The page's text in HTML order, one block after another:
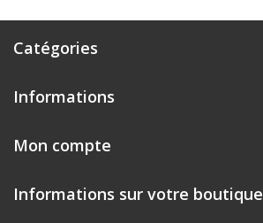
Catégories
Informations
Mon compte
Informations sur votre boutique